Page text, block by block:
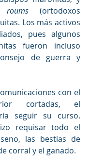
roums (ortodoxos
Los más activos
pues algunos
fueron incluso
de guerra y
con el
cortadas, el
seguir su curso.
requisar todo el
las bestias de
corral y el ganado.